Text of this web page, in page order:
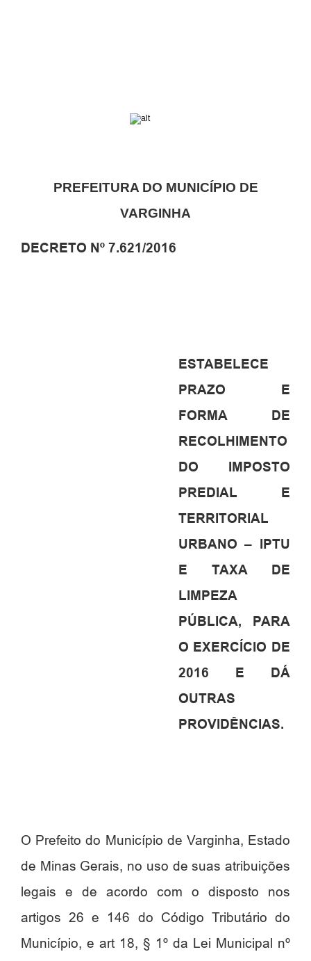
PREFEITURA DO MUNICÍPIO DE
VARGINHA
DECRETO Nº 7.621/2016
ESTABELECE
PRAZO E
FORMA DE
RECOLHIMENTO
DO IMPOSTO
PREDIAL E
TERRITORIAL
URBANO – IPTU
E TAXA DE
LIMPEZA
PÚBLICA, PARA
O EXERCÍCIO DE
2016 E DÁ
OUTRAS
PROVIDÊNCIAS.
O Prefeito do Município de Varginha, Estado
de Minas Gerais, no uso de suas atribuições
legais e de acordo com o disposto nos
artigos 26 e 146 do Código Tributário do
Município, e art 18, § 1º da Lei Municipal nº